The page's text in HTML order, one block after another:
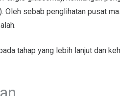
sebab penglihatan pusat
tahap yang lebih lanjut dan